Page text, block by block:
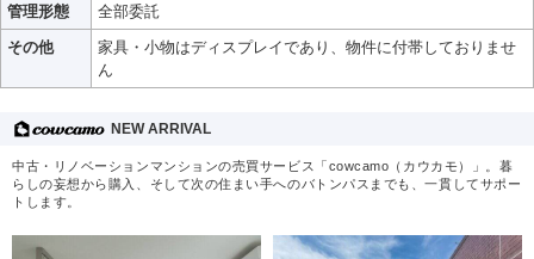
管理形態
全部委託
その他
家具・小物はディスプレイであり、物件に付帯しておりませ
ん
NEW ARRIVAL
中古・リノベーションマンションの売買サービス「cowcamo（カウカモ）」。暮
らしの妄想から購入、そして次の住まい手へのバトンパスまでも、一貫してサポー
トします。